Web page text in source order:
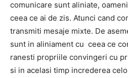
comunicare sunt aliniate,
ceea ce ai de zis. Atunci cand
transmiti mesaje mixte. De
sunt in aliniament cu ceea ce
ranesti propriile convingeri cu
si in acelasi timp increderea